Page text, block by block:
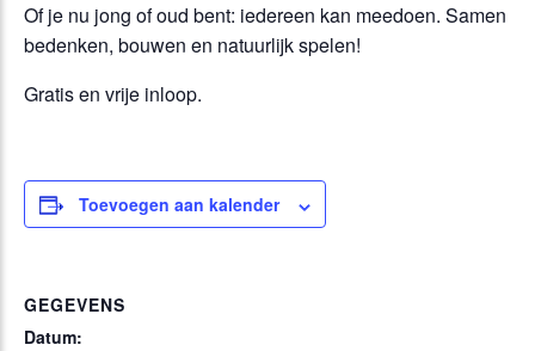
Of je nu jong of oud bent: iedereen kan meedoen. Samen
bedenken, bouwen en natuurlijk spelen!
Gratis en vrije inloop.
Toevoegen aan kalender
GEGEVENS
Datum: